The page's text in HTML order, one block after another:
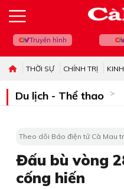
Truyền hình
THỜI SỰ CHÍNH TRỊ
Du lịch - Thể thao
Theo dõi Báo điện tử Cà Mau
Đấu bù vòng
cống hiến